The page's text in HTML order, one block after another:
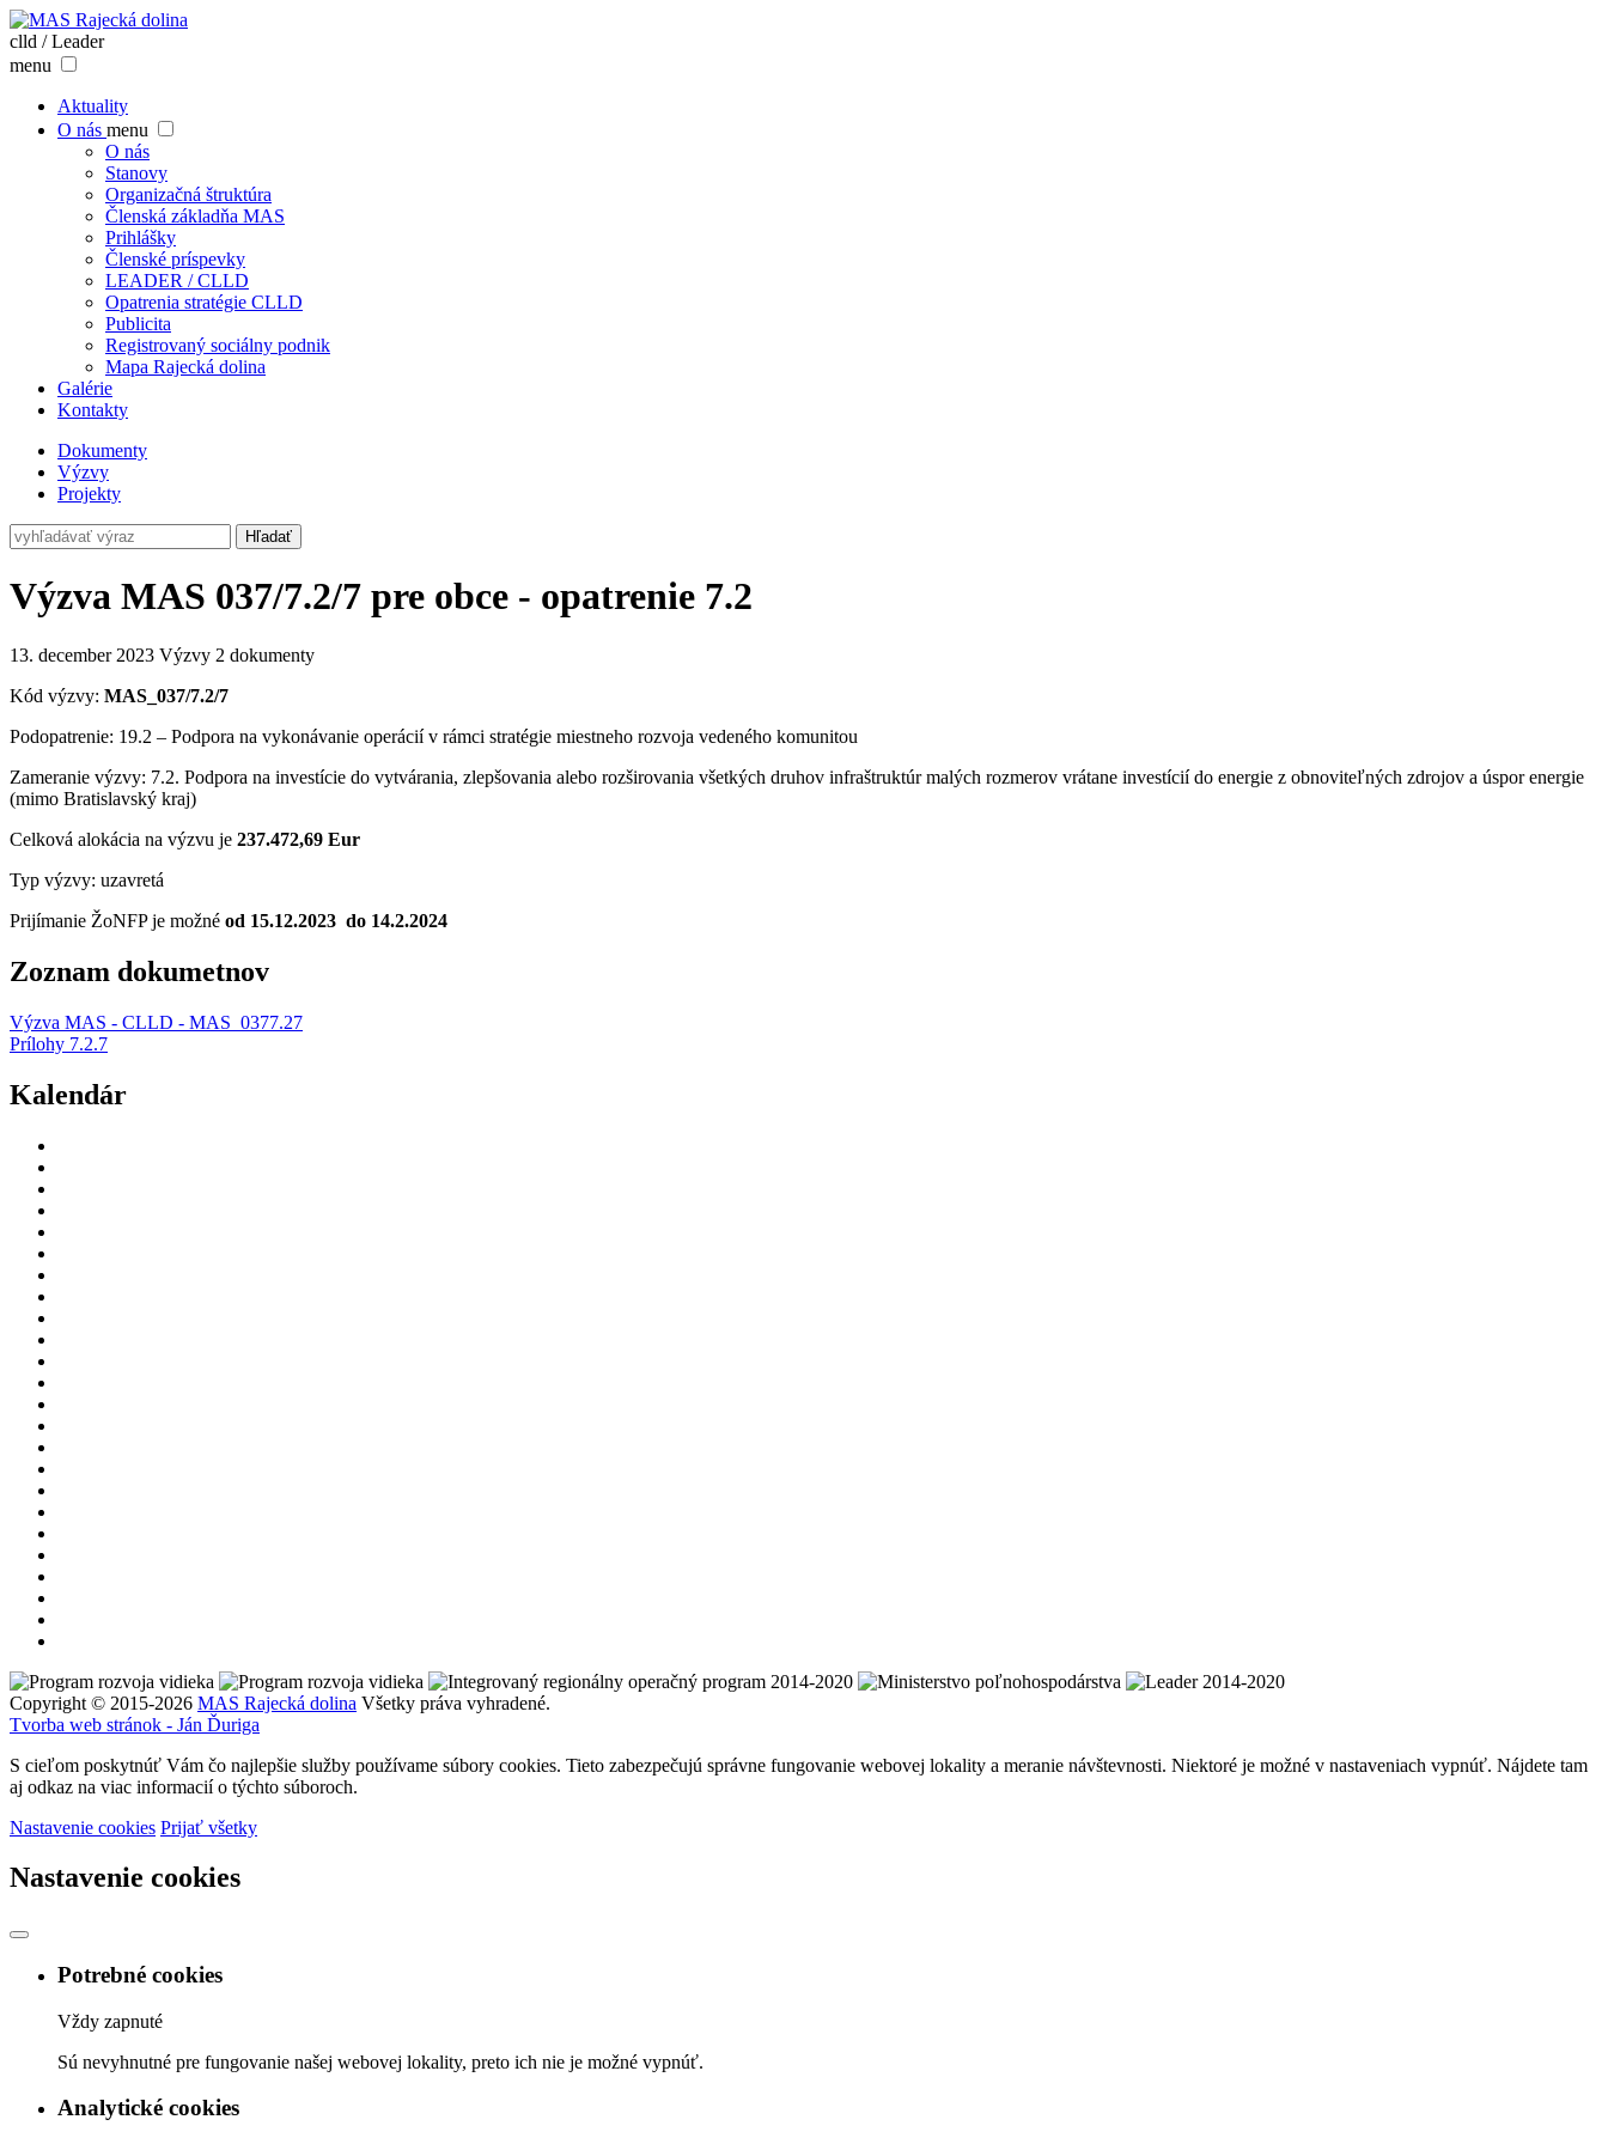
clld / Leader
menu
Aktuality
O nás menu
O nás
Stanovy
Organizačná štruktúra
Členská základňa MAS
Prihlášky
Členské príspevky
LEADER / CLLD
Opatrenia stratégie CLLD
Publicita
Registrovaný sociálny podnik
Mapa Rajecká dolina
Galérie
Kontakty
Dokumenty
Výzvy
Projekty
Výzva MAS 037/7.2/7 pre obce - opatrenie 7.2
13. december 2023 Výzvy 2 dokumenty
Kód výzvy: MAS_037/7.2/7
Podopatrenie: 19.2 – Podpora na vykonávanie operácií v rámci stratégie miestneho rozvoja vedeného komunitou
Zameranie výzvy: 7.2. Podpora na investície do vytvárania, zlepšovania alebo rozširovania všetkých druhov infraštruktúr malých rozmerov vrátane investícií do energie z obnoviteľných zdrojov a úspor energie
(mimo Bratislavský kraj)
Celková alokácia na výzvu je 237.472,69 Eur
Typ výzvy: uzavretá
Prijímanie ŽoNFP je možné od 15.12.2023 do 14.2.2024
Zoznam dokumetnov
Výzva MAS - CLLD - MAS_0377.27
Prílohy 7.2.7
Kalendár
Copyright © 2015-2026 MAS Rajecká dolina Všetky práva vyhradené.
Tvorba web stránok - Ján Ďuriga
S cieľom poskytnúť Vám čo najlepšie služby používame súbory cookies. Tieto zabezpečujú správne fungovanie webovej lokality a meranie návštevnosti. Niektoré je možné v nastaveniach vypnúť. Nájdete tam
aj odkaz na viac informacií o týchto súboroch.
Nastavenie cookies Prijať všetky
Nastavenie cookies
Potrebné cookies
Vždy zapnuté
Sú nevyhnutné pre fungovanie našej webovej lokality, preto ich nie je možné vypnúť.
Analytické cookies